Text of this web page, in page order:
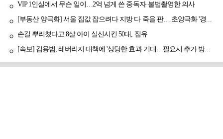
VIP 1인실에서 무슨 일이…2억 넘게 쓴 중독자·불법촬영한 의사
손길 뿌리쳤다고 8살 아이 실신시킨 50대, 집유
[속보] 김용범, 레버리지 대책에 '상당한 효과 기대…필요시 추가 방안도 검토'